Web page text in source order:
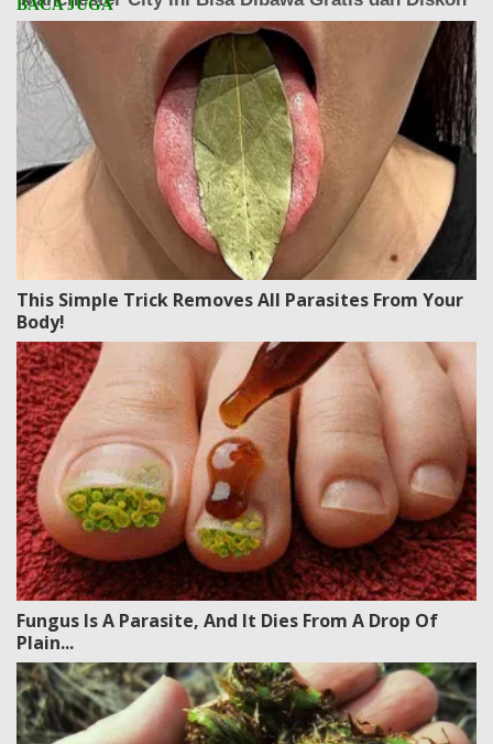
This Simple Trick Removes All Parasites From Your
Body!
Fungus Is A Parasite, And It Dies From A Drop Of
Plain...